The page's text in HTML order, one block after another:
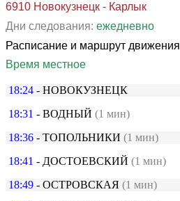
6910 Новокузнецк - Карлык
Дни следования: ежедневно
Расписание и маршрут движения
Время местное
18:24 - НОВОКУЗНЕЦК
18:31 - ВОДНЫЙ (1 мин)
18:36 - ТОПОЛЬНИКИ (1 мин)
18:41 - ДОСТОЕВСКИЙ (1 мин)
18:49 - ОСТРОВСКАЯ (1 мин)